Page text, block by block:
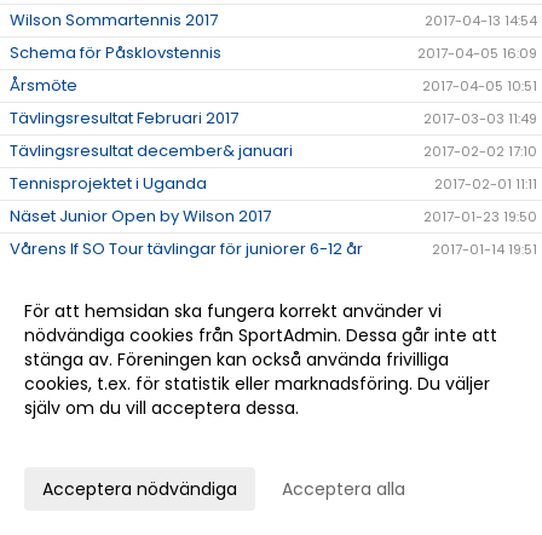
Wilson Sommartennis 2017 2017-04-13 14:54
Schema för Påsklovstennis 2017-04-05 16:09
Årsmöte 2017-04-05 10:51
Tävlingsresultat Februari 2017 2017-03-03 11:49
Tävlingsresultat december& januari 2017-02-02 17:10
Tennisprojektet i Uganda 2017-02-01 11:11
Näset Junior Open by Wilson 2017 2017-01-23 19:50
Vårens If SO Tour tävlingar för juniorer 6-12 år 2017-01-14 19:51
Vårterminen startar 6/1 2017-01-05 17:32
Julfest 2016 2016-12-19 18:09
KM-lotteriet & tipsrundan! 2016-12-18 15:03
KM har startat
Välbesökt föreläsning i idrottspsykologi
För att hemsidan ska fungera korrekt använder vi
nödvändiga cookies från SportAdmin. Dessa går inte att
stänga av. Föreningen kan också använda frivilliga
cookies, t.ex. för statistik eller marknadsföring. Du väljer
själv om du vill acceptera dessa.
Acceptera nödvändiga Acceptera alla